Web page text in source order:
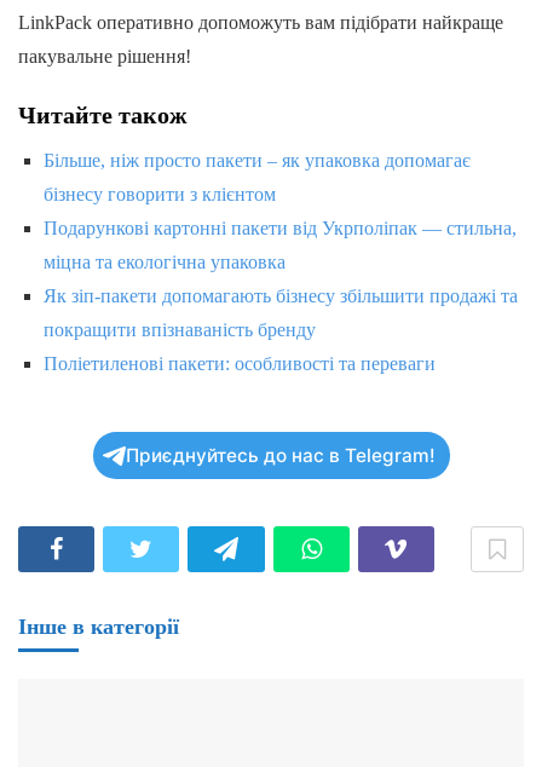
LinkPack оперативно допоможуть вам підібрати найкраще
пакувальне рішення!
Читайте також
Більше, ніж просто пакети – як упаковка допомагає
бізнесу говорити з клієнтом
Подарункові картонні пакети від Укрполіпак — стильна,
міцна та екологічна упаковка
Як зіп-пакети допомагають бізнесу збільшити продажі та
покращити впізнаваність бренду
Поліетиленові пакети: особливості та переваги
Приєднуйтесь до нас в Telegram!
Інше в категорії